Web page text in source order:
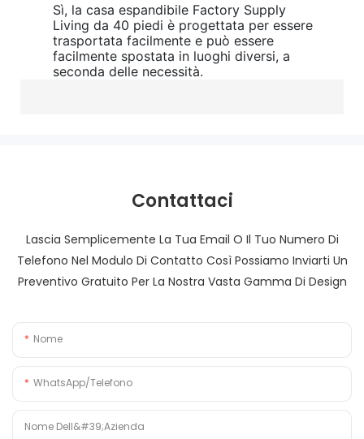
Sì, la casa espandibile Factory Supply
Living da 40 piedi è progettata per essere
trasportata facilmente e può essere
facilmente spostata in luoghi diversi, a
seconda delle necessità.
Contattaci
Lascia Semplicemente La Tua Email O Il Tuo Numero Di
Telefono Nel Modulo Di Contatto Così Possiamo Inviarti Un
Preventivo Gratuito Per La Nostra Vasta Gamma Di Design
Nome
WhatsApp/Telefono
Nome Dell&#39;azienda